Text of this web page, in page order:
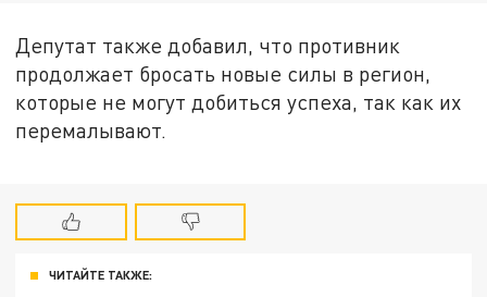
Депутат также добавил, что противник
продолжает бросать новые силы в регион,
которые не могут добиться успеха, так как их
перемалывают.
ЧИТАЙТЕ ТАКЖЕ: